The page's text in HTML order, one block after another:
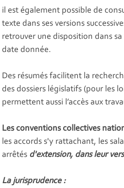
il est également possible de
texte dans ses versions
retrouver une disposition dans
date donnée.
Des résumés facilitent la
des dossiers législatifs (pour les
permettent aussi l’accès aux
Les conventions collectives
les accords s'y rattachant, les
arrêtés d'extension, dans leur
La jurisprudence :